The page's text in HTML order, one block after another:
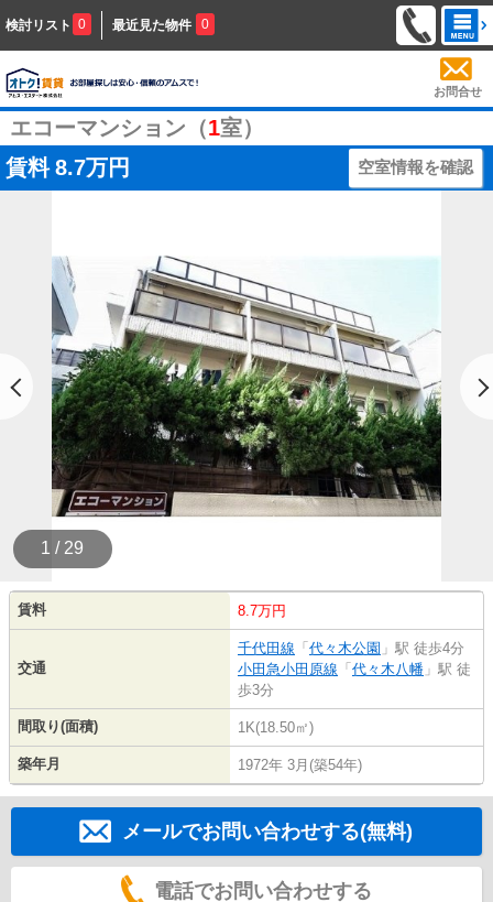
検討リスト 0 最近見た物件 0
お問合せ
エコーマンション（1室）
賃料 8.7万円 空室情報を確認
1 / 29
賃料 8.7万円
交通
千代田線 「 代々木公園 」駅 徒歩4分
小田急小田原線 「 代々木八幡 」駅 徒
歩3分
間取り(面積) 1K(18.50㎡)
築年月 1972年 3月(築54年)
メールでお問い合わせする(無料)
電話でお問い合わせする